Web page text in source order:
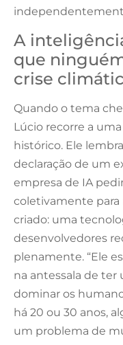
A
que
crise
Quando o tema
Lúcio recorre a
histórico. Ele
declaração de um
empresa de IA
coletivamente para
criado: uma
desenvolvedores
plenamente. “Ele
na antessala de
dominar os
há 20 ou 30 anos,
um problema de